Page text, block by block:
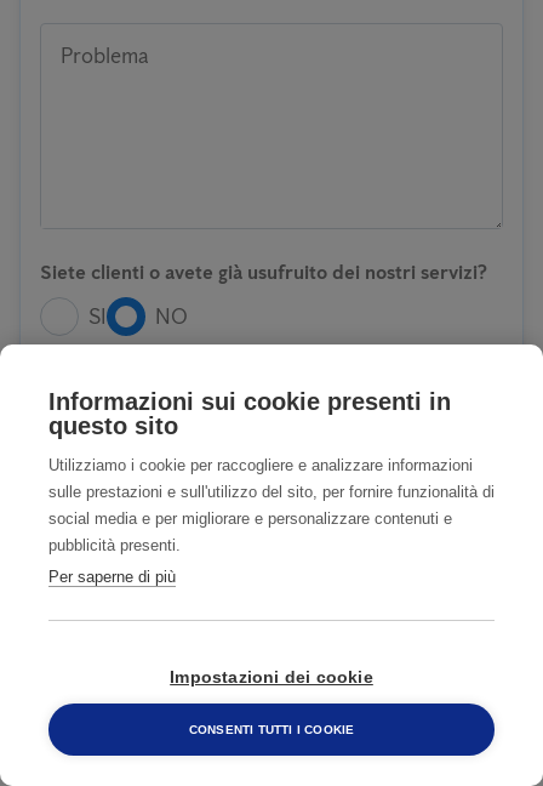
Problema
Siete clienti o avete già usufruito dei nostri servizi?
SI NO
DI MARKETINGPrivacy Policy
800 482 320
Informazioni sui cookie presenti in
questo sito
Utilizziamo i cookie per raccogliere e analizzare informazioni
sulle prestazioni e sull'utilizzo del sito, per fornire funzionalità di
social media e per migliorare e personalizzare contenuti e
pubblicità presenti.
Per saperne di più
Impostazioni dei cookie
CONSENTI TUTTI I COOKIE